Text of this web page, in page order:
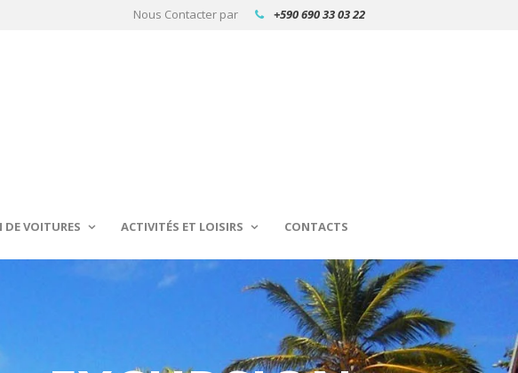
Nous Contacter par +590 690 33 03 22
VOITURES ACTIVITÉS ET LOISIRS CONTACTS